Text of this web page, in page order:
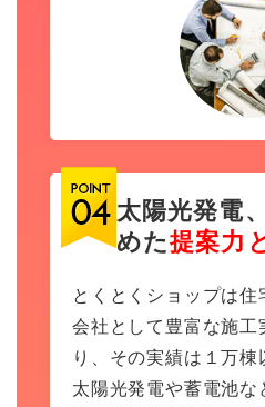
太陽光発電
めた提案力
とくとくショップは住
会社として豊富な施工
り、その実績は１万棟
太陽光発電や蓄電池な